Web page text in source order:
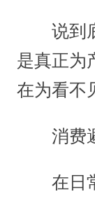
说到底
是真正为
在为看不
消费避
在日常